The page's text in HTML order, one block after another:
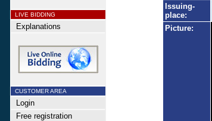
LIVE BIDDING
Explanations
CUSTOMER AREA
Login
Free registration
Issuing-
place:
Picture: